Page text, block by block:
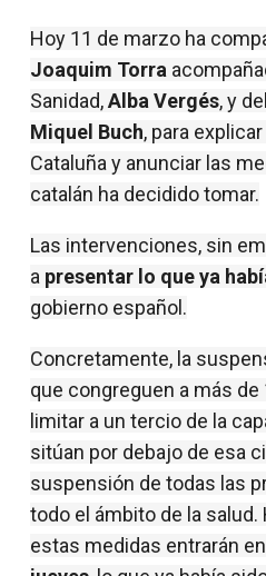
Hoy 11 de marzo ha
Joaquim Torra
Sanidad, Alba Vergés
Miquel Buch, para
Cataluña y anunciar las
catalán ha decidido tomar.
Las intervenciones, sin
a presentar lo que ya
gobierno español.
Concretamente, la
que congreguen a más
limitar a un tercio de la
sitúan por debajo de esa
suspensión de todas las
todo el ámbito de la salud.
estas medidas entrarán